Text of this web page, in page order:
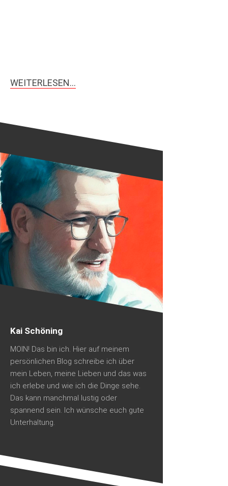
WEITERLESEN…
Kai Schöning
MOIN! Das bin ich. Hier auf meinem
persönlichen Blog schreibe ich über
mein Leben, meine Lieben und das was
ich erlebe und wie ich die Dinge sehe.
Das kann manchmal lustig oder
spannend sein. Ich wünsche euch gute
Unterhaltung.